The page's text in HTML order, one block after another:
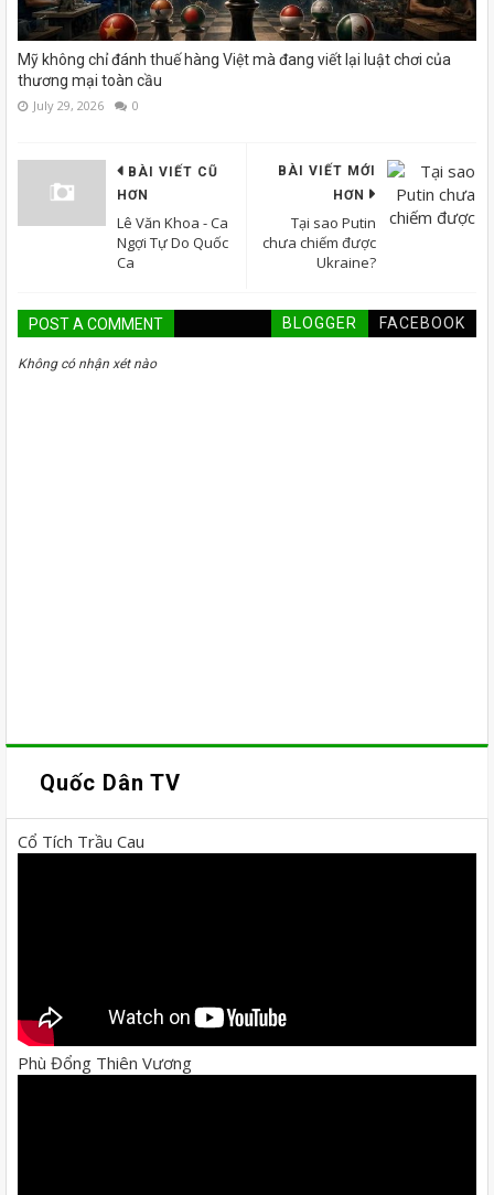
Mỹ không chỉ đánh thuế hàng Việt mà đang viết lại luật chơi của
thương mại toàn cầu
July 29, 2026 0
BÀI VIẾT MỚI
HƠN
Tại sao Putin
chưa chiếm được
Ukraine?
BÀI VIẾT CŨ
HƠN
Lê Văn Khoa - Ca
Ngợi Tự Do Quốc
Ca
POST A COMMENT BLOGGER FACEBOOK
Không có nhận xét nào
Quốc Dân TV
Cổ Tích Trầu Cau
Phù Đổng Thiên Vương